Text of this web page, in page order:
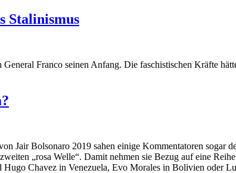
Stalinismus
Franco seinen Anfang. Die faschistischen Kräfte
Jair Bolsonaro 2019 sahen einige Kommentatoren sogar
„rosa Welle“. Damit nehmen sie Bezug auf eine
Chavez in Venezuela, Evo Morales in Bolivien oder